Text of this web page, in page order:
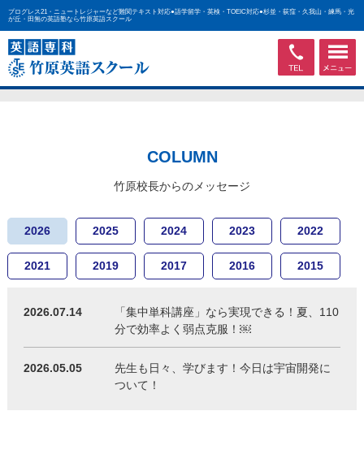
プログレス21・ニュートレジャーなど難関テキスト対応●語学留学・英検・TOEIC対応●杉並・荻窪・久我山・練馬・光
が丘・田無の英語塾なら竹原英語スクール
COLUMN
竹原校長からのメッセージ
2026 2025 2024 2023 2022
2021 2019 2017 2016 2015
2026.07.14
「集中単科講座」なら実現できる！夏、110
分で効率よく弱点克服！￼
2026.05.05
先生も日々、学びます！今日は宇宙開発に
ついて！